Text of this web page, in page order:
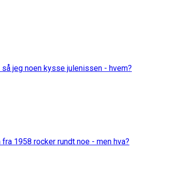
jeg noen kysse julenissen - hvem?
1958 rocker rundt noe - men hva?